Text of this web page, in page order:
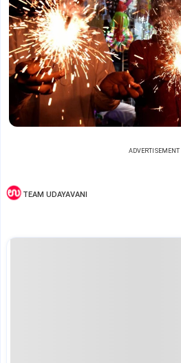
ADVERTISEMENT
TEAM UDAYAVANI